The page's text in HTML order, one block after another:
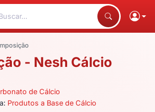
- Nesh Cálcio
de Cálcio
Produtos a Base de Cálcio